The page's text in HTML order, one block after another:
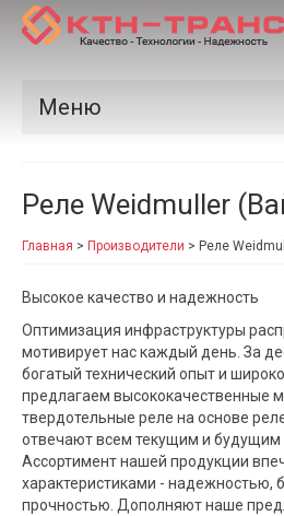
Меню
Производители
Рынки
Сертификаты
Новости
Контакты
Реле Weidmuller
Главная > Производители > Реле
Высокое качество и надежность
Оптимизация инфраструктуры
мотивирует нас каждый день. За
богатый технический опыт и
предлагаем высококачественные
твердотельные реле на основе
отвечают всем текущим и будущим
Ассортимент нашей продукции
характеристиками - надежностью,
прочностью. Дополняют наше